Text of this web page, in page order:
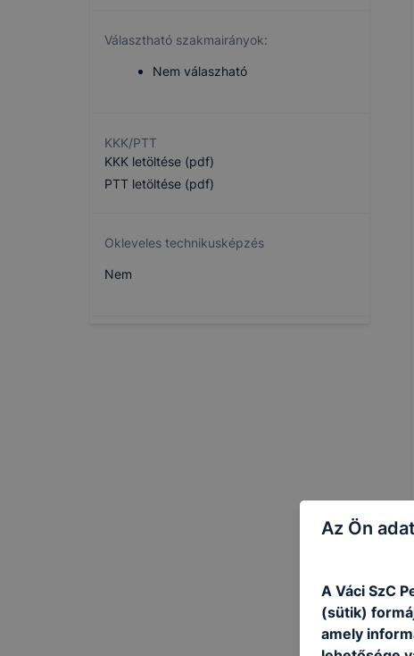
Választható szakmairányok:
Nem válaszható
KKK/PTT
KKK letöltése (pdf)
PTT letöltése (pdf)
Okleveles technikusképzés
Nem
Az Ön
A Váci SzC
(sütik)
amely